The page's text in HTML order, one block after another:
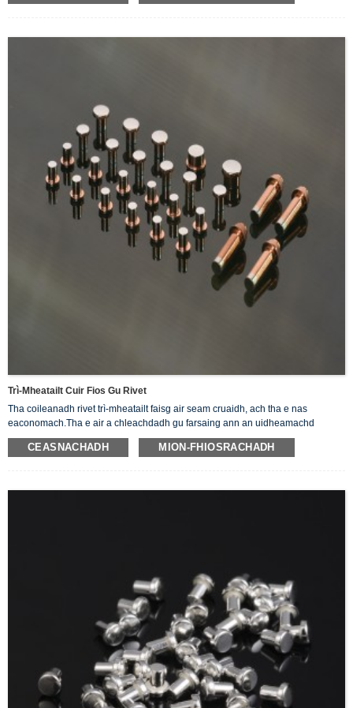
Trì-Mheatailt Cuir Fios Gu Rivet
Tha coileanadh rivet trì-mheatailt faisg air seam cruaidh, ach tha e nas
eaconomach.Tha e air a chleachdadh gu farsaing ann an uidheamachd
dealanach bholtachd ìosal.A leithid suidsichean, ath-chraolaidhean, luchd-
conaltraidh, riaghladairean msaa.
CEASNACHADH MION-FHIOSRACHADH